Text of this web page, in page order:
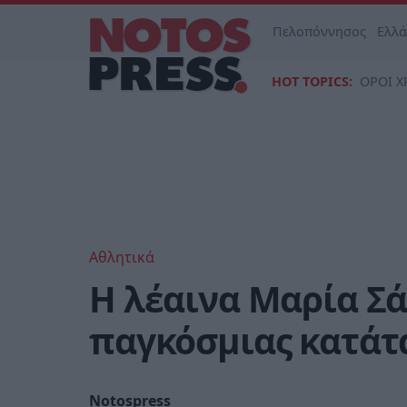
Πελοπόννησος
HOT TOPICS: ΟΡΟΙ
Αθλητικά
Η λέαινα Μαρία
παγκόσμιας
Notospress